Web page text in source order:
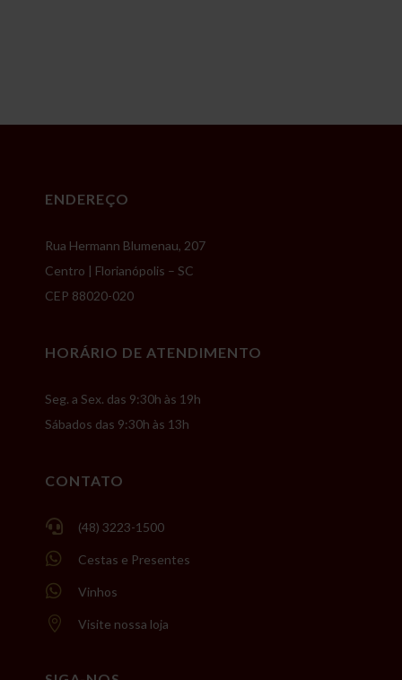
ENDEREÇO
Rua Hermann Blumenau, 207
Centro | Florianópolis – SC
CEP 88020-020
HORÁRIO DE ATENDIMENTO
Seg. a Sex. das 9:30h às 19h
Sábados das 9:30h às 13h
CONTATO
 (48) 3223-1500
 Cestas e Presentes
 Vinhos
 Visite nossa loja